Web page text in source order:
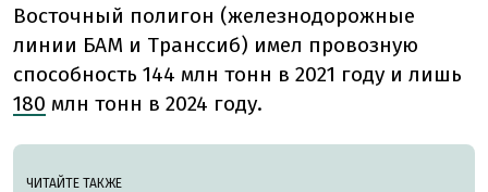
Восточный полигон (железнодорожные
линии БАМ и Транссиб) имел провозную
способность 144 млн тонн в 2021 году и лишь
180 млн тонн в 2024 году.
ЧИТАЙТЕ ТАКЖЕ